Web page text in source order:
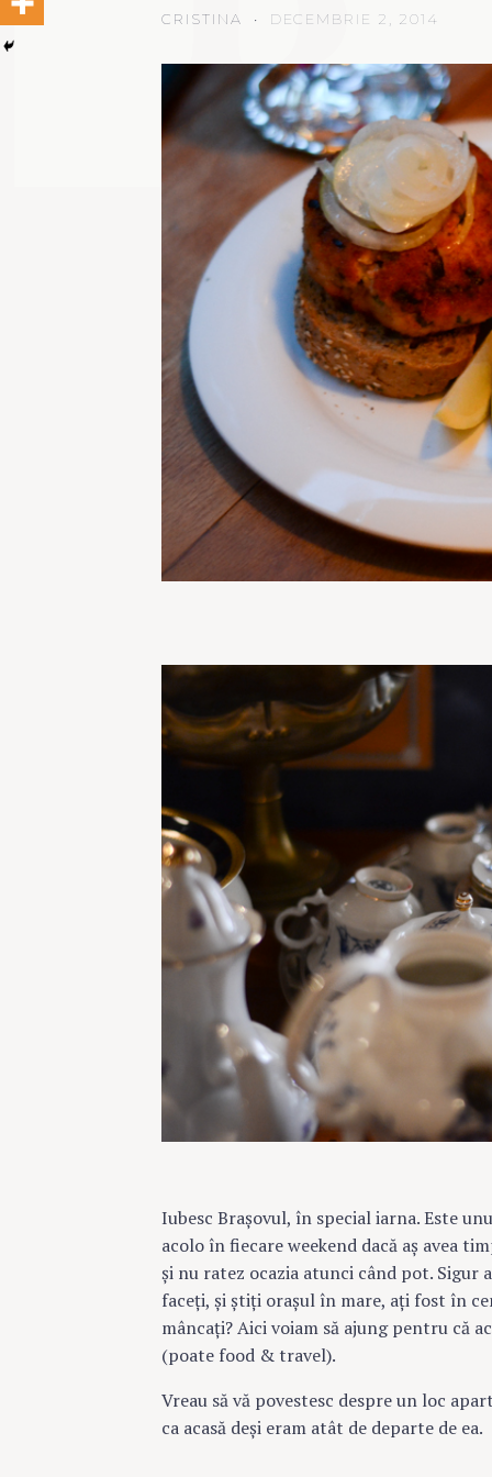
CRISTINA DECEMBRIE 2, 2014
Iubesc Braşovul, în special iarna. Este
acolo în fiecare weekend dacă aş avea
şi nu ratez ocazia atunci când pot. Sigur
faceţi, şi ştiţi oraşul în mare, aţi fost în
mâncaţi? Aici voiam să ajung pentru că
(poate food & travel).
Vreau să vă povestesc despre un loc
ca acasă deşi eram atât de departe de ea.